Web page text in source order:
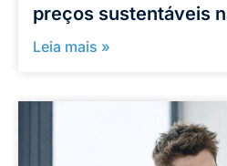
preços sustentáveis
Leia mais »